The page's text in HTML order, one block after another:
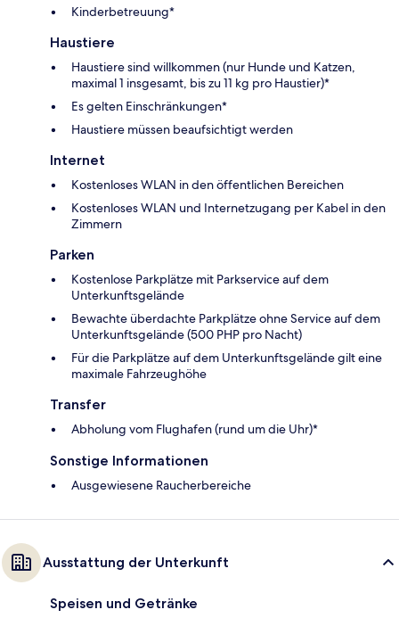
Kinderbetreuung*
Haustiere
Haustiere sind willkommen (nur Hunde und Katzen,
maximal 1 insgesamt, bis zu 11 kg pro Haustier)*
Es gelten Einschränkungen*
Haustiere müssen beaufsichtigt werden
Internet
Kostenloses WLAN in den öffentlichen Bereichen
Kostenloses WLAN und Internetzugang per Kabel in den
Zimmern
Parken
Kostenlose Parkplätze mit Parkservice auf dem
Unterkunftsgelände
Bewachte überdachte Parkplätze ohne Service auf dem
Unterkunftsgelände (500 PHP pro Nacht)
Für die Parkplätze auf dem Unterkunftsgelände gilt eine
maximale Fahrzeughöhe
Transfer
Abholung vom Flughafen (rund um die Uhr)*
Sonstige Informationen
Ausgewiesene Raucherbereiche
Ausstattung der Unterkunft
Speisen und Getränke